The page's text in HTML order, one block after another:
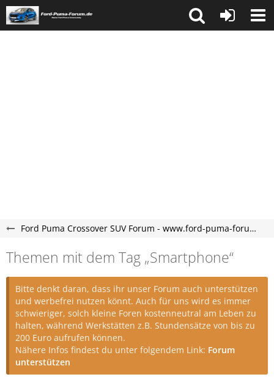
Ford Puma Crossover SUV Forum - www.ford-puma-forum.de
Themen mit dem Tag „Smartphone“
Bitte denkt daran, dass ihr unser Forum auch unterstützen
und werbefrei nutzen könnt. Auch für uns wird es immer
schwieriger, solch kleine Foren kostenneutral am Leben zu
halten, während Werkstätten z.B. Stundensätze von bis zu
200 Euro aufrufen können.
Nähere Infos findest du unter folgendem Link: Forum
unterstützen